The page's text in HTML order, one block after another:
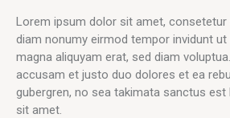
Lorem ipsum dolor sit amet, consetetur
diam nonumy eirmod tempor invidunt
magna aliquyam erat, sed diam
accusam et justo duo dolores et ea
gubergren, no sea takimata sanctus
sit amet.